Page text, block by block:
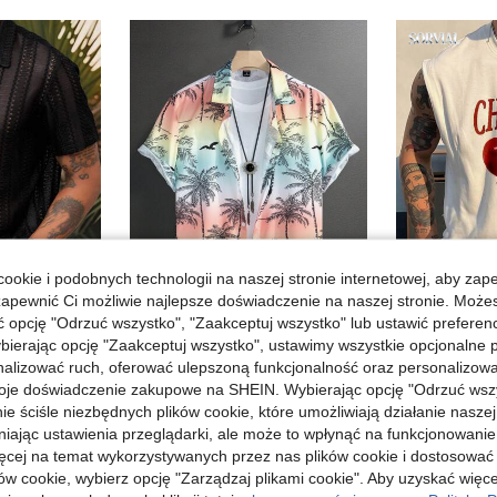
VENTUSAIL Męska koszula z krótkim rękawem z siateczki żakardowej, półprzezroczysta, letnia, hawajska, luźna, zapinana na guziki, przezroczysta, gładka, czarna, wakacyjna, plażowa, świąteczna
Magazyn UE Manfinity Homme Męska kolorowa koszula na plażę i wakacje z nadrukiem tropikalnych palm, wiosna/lato, krótki rękaw, zapinana na guziki, zabawna, pasująca dla rodziny
69,00zł
4-5 dni roboczych
Sorvial
Magazyn UE
26,95zł
55,00zł
4-5 dni
i podobnych technologii na naszej stronie internetowej, aby
Ci możliwie najlepsze doświadczenie na naszej stronie.
opcję "Odrzuć wszystko", "Zaakceptuj wszystko" lub ustawić
opcję "Zaakceptuj wszystko", ustawimy wszystkie opcjonalne
ruch, oferować ulepszoną funkcjonalność oraz
doświadczenie zakupowe na SHEIN. Wybierając opcję "Odrzuć
ściśle niezbędnych plików cookie, które umożliwiają działanie
ustawienia przeglądarki, ale może to wpłynąć na
na temat wykorzystywanych przez nas plików cookie i
cookie, wybierz opcję "Zarządzaj plikami cookie". Aby uzyskać